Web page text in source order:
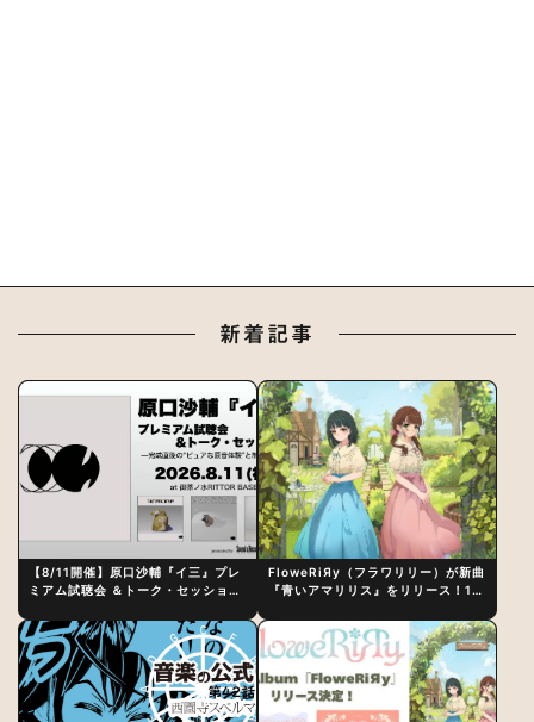
新着記事
【8/11開催】原口沙輔『イ三』プレ
ミアム試聴会 ＆トーク・セッション
制作秘話
FloweRiЯy（フラワリリー）が新曲
『青いアマリリス』をリリース！1st